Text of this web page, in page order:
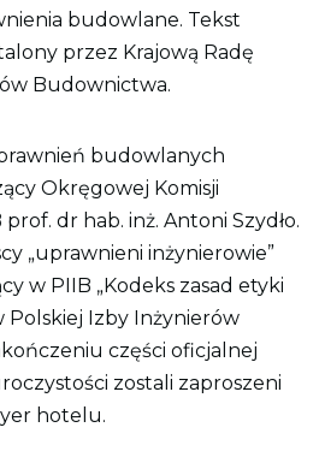
budowlane. Tekst
przez Krajową Radę
Budownictwa.
budowlanych
Okręgowej Komisji
dr hab. inż. Antoni Szydło.
„uprawnieni inżynierowie”
w PIIB „Kodeks zasad etyki
Polskiej Izby Inżynierów
części oficjalnej
zostali zaproszeni
hotelu.